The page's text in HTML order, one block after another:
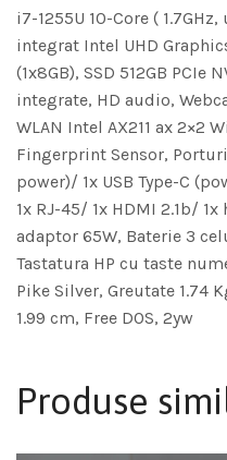
i7-1255U 10-Core (
integrat Intel UHD
(1x8GB), SSD 512GB PCIe
integrate, HD audio,
WLAN Intel AX211 ax 2×2
Fingerprint Sensor,
power)/ 1x USB Type-C
1x RJ-45/ 1x HDMI 2.1b/
adaptor 65W, Baterie 3
Tastatura HP cu taste
Pike Silver, Greutate 1.74
1.99 cm, Free DOS, 2yw
Produse